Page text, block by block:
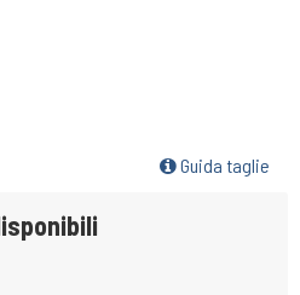
Guida taglie